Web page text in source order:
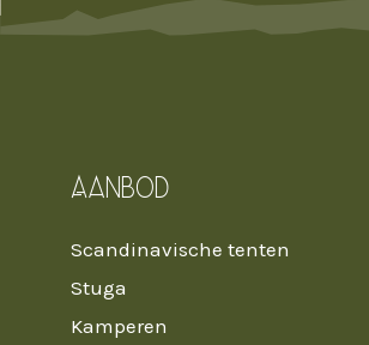
Aanbod
Scandinavische tenten
Stuga
Kamperen